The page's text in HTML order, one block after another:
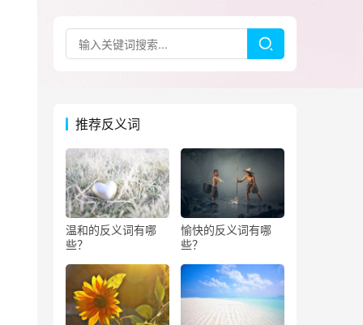
推荐反义词
温和的反义词有哪
些？
愉快的反义词有哪
些？